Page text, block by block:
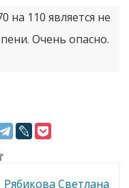
на 110 является не
Очень опасно.
Рябикова Светлана